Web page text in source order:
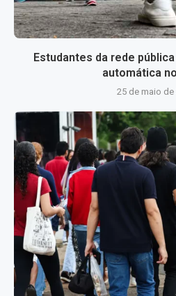
Estudantes da rede
automática
25 de maio de